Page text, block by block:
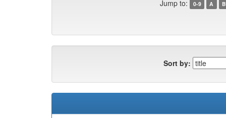
Jump to: 0-9 A B
Sort by: